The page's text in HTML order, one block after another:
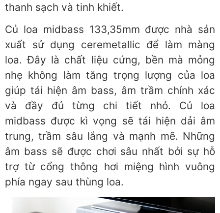
thanh sạch và tinh khiết.
Củ loa midbass 133,35mm được nhà sản
xuất sử dụng ceremetallic để làm màng
loa. Đây là chất liệu cứng, bền mà mỏng
nhẹ không làm tăng trọng lượng của loa
giúp tái hiện âm bass, âm trầm chính xác
và đầy đủ từng chi tiết nhỏ. Củ loa
midbass được kì vọng sẽ tái hiện dải âm
trung, trầm sâu lắng và mạnh mẽ. Những
âm bass sẽ được chơi sâu nhất bởi sự hỗ
trợ từ cổng thông hơi miệng hình vuông
phía ngay sau thùng loa.